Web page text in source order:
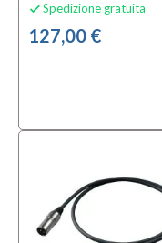
 Spedizione gratuita
127,00 €